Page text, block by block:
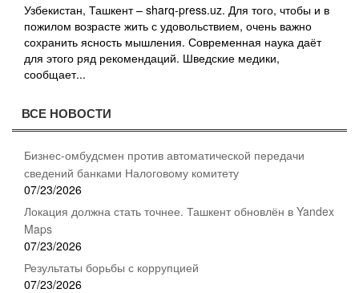
Узбекистан, Ташкент – sharq-press.uz. Для того, чтобы и в
пожилом возрасте жить с удовольствием, очень важно
сохранить ясность мышления. Современная наука даёт
для этого ряд рекомендаций. Шведские медики,
сообщает...
ВСЕ НОВОСТИ
Бизнес-омбудсмен против автоматической передачи
сведений банками Налоговому комитету
07/23/2026
Локация должна стать точнее. Ташкент обновлён в Yandex
Maps
07/23/2026
Результаты борьбы с коррупцией
07/23/2026